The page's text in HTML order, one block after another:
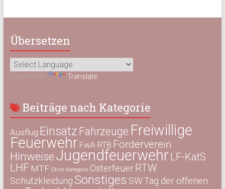
Übersetzen
Powered by Translate
Beiträge nach Kategorie
Ausflug Einsatz Fahrzeuge Freiwillige
Feuerwehr FwA-RTB Förderverein
HinweiseJugendfeuerwehr LF-KatS
LHF MTF Ohne Kategorie Osterfeuer RTW
SchutzkleidungSonstiges SWTag der offenen